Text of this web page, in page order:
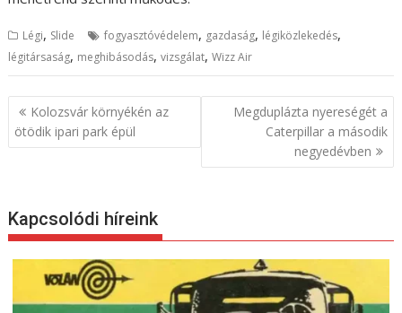
Légi, Slide fogyasztóvédelem, gazdaság, légiközlekedés,
légitársaság, meghibásodás,vizsgálat,Wizz Air
B
e
g
y
s
Kolozsvár környékén az
ötödik ipari park épül
Megduplázta nyereségét a
Caterpillar a második
negyedévben
Kapcsolódi híreink